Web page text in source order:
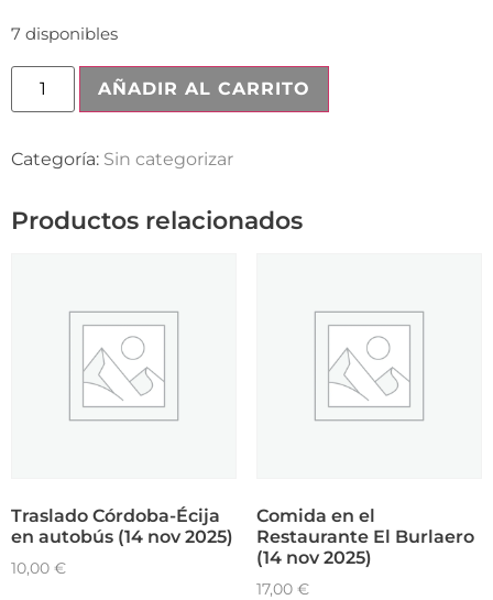
7 disponibles
AÑADIR AL CARRITO
Categoría: Sin categorizar
Productos relacionados
Traslado Córdoba-Écija
en autobús (14 nov 2025)
10,00 €
Comida en el
Restaurante El Burlaero
(14 nov 2025)
17,00 €